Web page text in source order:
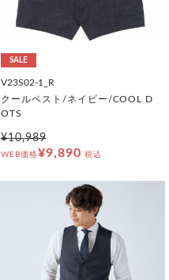
SALE
V23S02-1_R
クールベスト/ネイビー/COOL D
OTS
¥10,989
WEB価格¥9,890 税込